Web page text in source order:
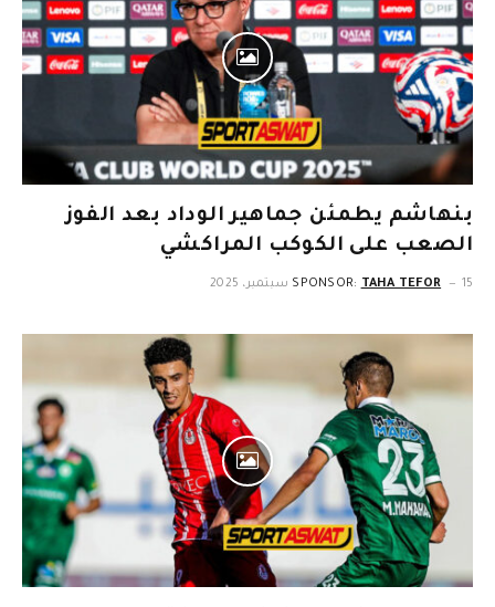
بنهاشم يطمئن جماهير الوداد بعد الفوز
الصعب على الكوكب المراكشي
SPONSOR: TAHA TEFOR 15 سبتمبر، 2025